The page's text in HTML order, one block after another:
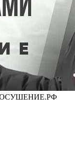
ОСУШЕНИЕ.РФ